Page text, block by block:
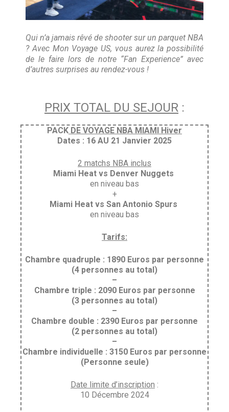
Qui n’a jamais rêvé de shooter sur un parquet NBA
? Avec Mon Voyage US, vous aurez la possibilité
de le faire lors de notre “Fan Experience” avec
d’autres surprises au rendez-vous !
PRIX TOTAL DU SEJOUR :
PACK DE VOYAGE NBA MIAMI Hiver
Dates : 16 AU 21 Janvier 2025
2 matchs NBA inclus
Miami Heat vs Denver Nuggets
en niveau bas
+
Miami Heat vs San Antonio Spurs
en niveau bas
Tarifs:
Chambre quadruple : 1890 Euros par personne
(4 personnes au total)
–
Chambre triple : 2090 Euros par personne
(3 personnes au total)
–
Chambre double : 2390 Euros par personne
(2 personnes au total)
–
Chambre individuelle : 3150 Euros par personne
(Personne seule)
Date limite d’inscription :
10 Décembre 2024